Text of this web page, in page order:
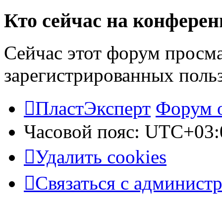
Кто сейчас на
Сейчас этот форум
зарегистрированных
ПластЭксперт Форум
Часовой пояс:
Удалить cookies
Связаться с